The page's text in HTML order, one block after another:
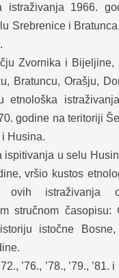
istraživanja 1966.
Srebrenice i
Zvornika i Bijeljine,
Bratuncu, Orašju,
etnološka
godine na teritoriji
Husina.
ispitivanja u selu
vršio kustos
ovih istraživanja
stručnom
istočne
’76., ’78., ’79., ’81.